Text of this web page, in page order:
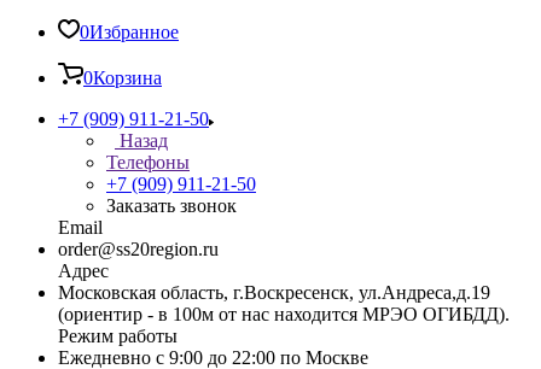
0Избранное
0Корзина
+7 (909) 911-21-50
Назад
Телефоны
+7 (909) 911-21-50
Заказать звонок
Email
order@ss20region.ru
Адрес
Московская область, г.Воскресенск, ул.Андреса,д.19
(ориентир - в 100м от нас находится МРЭО ОГИБДД).
Режим работы
Ежедневно с 9:00 до 22:00 по Москве